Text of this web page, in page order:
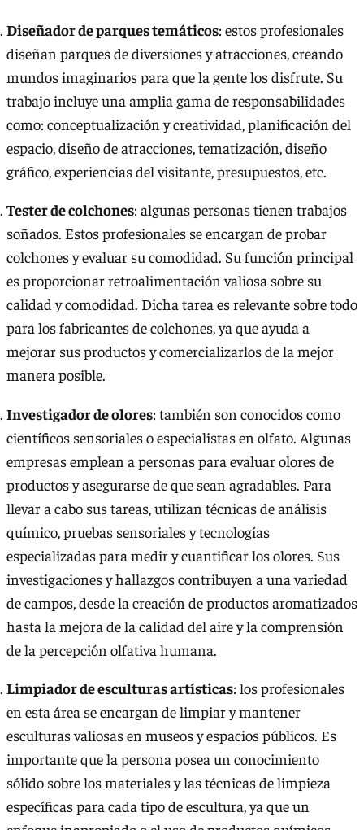
Diseñador de parques temáticos: estos profesionales
diseñan parques de diversiones y atracciones, creando
mundos imaginarios para que la gente los disfrute. Su
trabajo incluye una amplia gama de responsabilidades
como: conceptualización y creatividad, planificación del
espacio, diseño de atracciones, tematización, diseño
gráfico, experiencias del visitante, presupuestos, etc.
Tester de colchones: algunas personas tienen trabajos
soñados. Estos profesionales se encargan de probar
colchones y evaluar su comodidad. Su función principal
es proporcionar retroalimentación valiosa sobre su
calidad y comodidad. Dicha tarea es relevante sobre todo
para los fabricantes de colchones, ya que ayuda a
mejorar sus productos y comercializarlos de la mejor
manera posible.
Investigador de olores: también son conocidos como
científicos sensoriales o especialistas en olfato. Algunas
empresas emplean a personas para evaluar olores de
productos y asegurarse de que sean agradables. Para
llevar a cabo sus tareas, utilizan técnicas de análisis
químico, pruebas sensoriales y tecnologías
especializadas para medir y cuantificar los olores. Sus
investigaciones y hallazgos contribuyen a una variedad
de campos, desde la creación de productos aromatizados
hasta la mejora de la calidad del aire y la comprensión
de la percepción olfativa humana.
Limpiador de esculturas artísticas: los profesionales
en esta área se encargan de limpiar y mantener
esculturas valiosas en museos y espacios públicos. Es
importante que la persona posea un conocimiento
sólido sobre los materiales y las técnicas de limpieza
específicas para cada tipo de escultura, ya que un